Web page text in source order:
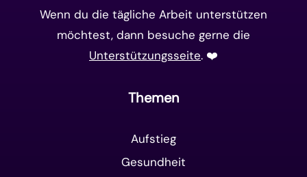
Wenn du die tägliche Arbeit unterstützen
möchtest, dann besuche gerne die
Unterstützungsseite. ❤️️
Themen
Aufstieg
Gesundheit